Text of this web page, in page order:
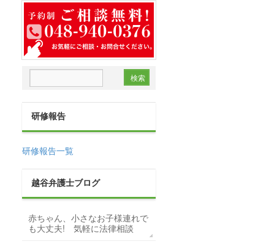
研修報告
研修報告一覧
越谷弁護士ブログ
赤ちゃん、小さなお子様連れで
も大丈夫! 気軽に法律相談